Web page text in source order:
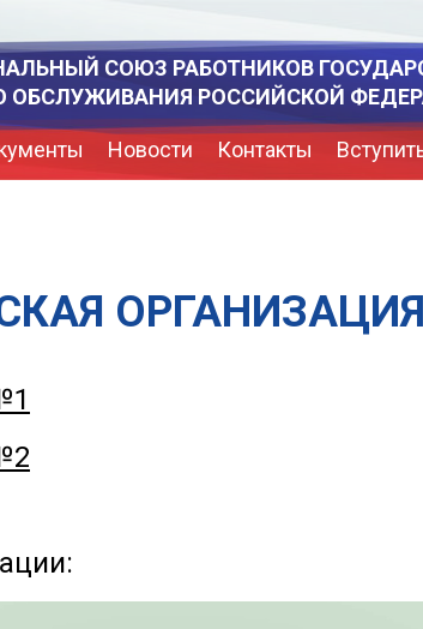
СОЮЗ РАБОТНИКОВ
ОБСЛУЖИВАНИЯ РОССИЙСКОЙ
Новости Контакты